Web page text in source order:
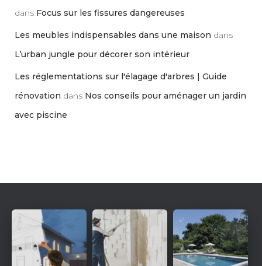
dans Focus sur les fissures dangereuses
Les meubles indispensables dans une maison dans
L’urban jungle pour décorer son intérieur
Les réglementations sur l'élagage d'arbres | Guide
rénovation dans Nos conseils pour aménager un jardin
avec piscine